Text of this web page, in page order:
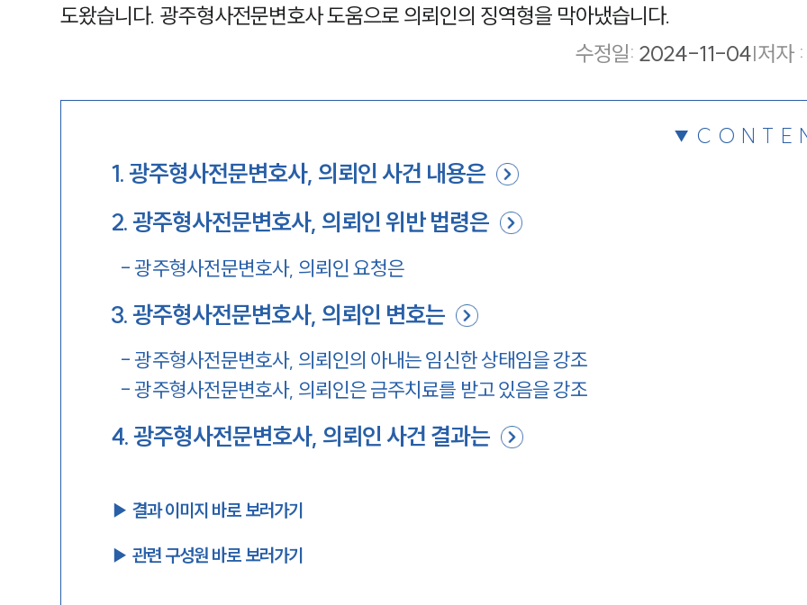
도왔습니다. 광주형사전문변호사 도움으로 의뢰인의 징역형을 막아냈습니다.
수정일: 2024-11-04|저자 :
1.광주형사전문변호사, 의뢰인 사건 내용은
2.광주형사전문변호사, 의뢰인 위반 법령은
-광주형사전문변호사, 의뢰인 요청은
3.광주형사전문변호사, 의뢰인 변호는
-광주형사전문변호사, 의뢰인의 아내는 임신한 상태임을 강조
-광주형사전문변호사, 의뢰인은 금주치료를 받고 있음을 강조
4.광주형사전문변호사, 의뢰인 사건 결과는
▶︎ 결과 이미지 바로 보러가기
▶︎ 관련 구성원 바로 보러가기